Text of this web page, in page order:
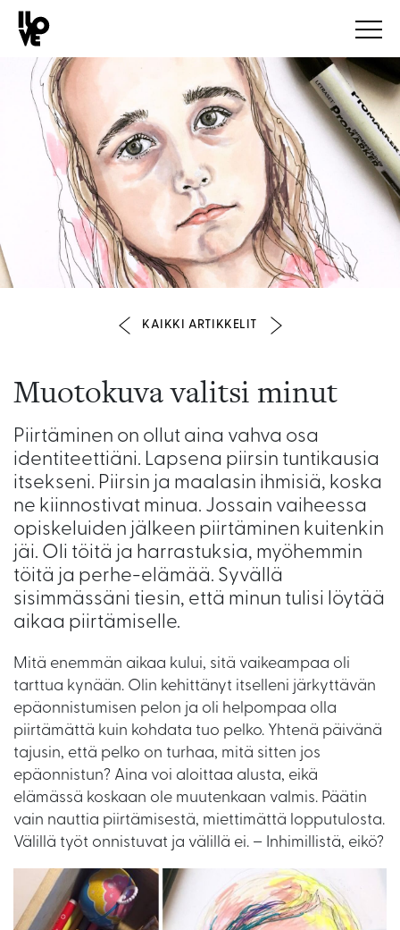
KAIKKI ARTIKKELIT
Muotokuva valitsi minut
Piirtäminen on ollut aina vahva osa
identiteettiäni. Lapsena piirsin tuntikausia
itsekseni. Piirsin ja maalasin ihmisiä, koska
ne kiinnostivat minua. Jossain vaiheessa
opiskeluiden jälkeen piirtäminen kuitenkin
jäi. Oli töitä ja harrastuksia, myöhemmin
töitä ja perhe-elämää. Syvällä
sisimmässäni tiesin, että minun tulisi löytää
aikaa piirtämiselle.
Mitä enemmän aikaa kului, sitä vaikeampaa oli
tarttua kynään. Olin kehittänyt itselleni järkyttävän
epäonnistumisen pelon ja oli helpompaa olla
piirtämättä kuin kohdata tuo pelko. Yhtenä päivänä
tajusin, että pelko on turhaa, mitä sitten jos
epäonnistun? Aina voi aloittaa alusta, eikä
elämässä koskaan ole muutenkaan valmis. Päätin
vain nauttia piirtämisestä, miettimättä lopputulosta.
Välillä työt onnistuvat ja välillä ei. – Inhimillistä, eikö?